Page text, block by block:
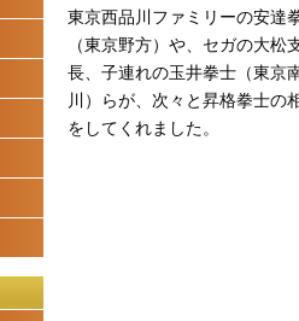
東京西品川ファミリーの安達
（東京野方）や、セガの大松
長、子連れの玉井拳士（東京
川）らが、次々と昇格拳士の
をしてくれました。